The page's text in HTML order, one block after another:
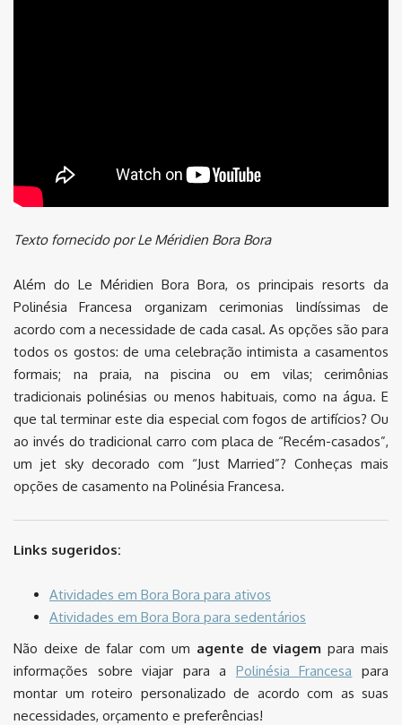
Texto fornecido por Le Méridien Bora Bora
Além do Le Méridien Bora Bora, os principais resorts da
Polinésia Francesa organizam cerimonias lindíssimas de
acordo com a necessidade de cada casal. As opções são para
todos os gostos: de uma celebração intimista a casamentos
formais; na praia, na piscina ou em vilas; cerimônias
tradicionais polinésias ou menos habituais, como na água. E
que tal terminar este dia especial com fogos de artifícios? Ou
ao invés do tradicional carro com placa de “Recém-casados”,
um jet sky decorado com “Just Married”? Conheças mais
opções de casamento na Polinésia Francesa.
Links sugeridos:
Atividades em Bora Bora para ativos
Atividades em Bora Bora para sedentários
Não deixe de falar com um agente de viagem para mais
informações sobre viajar para a Polinésia Francesa para
montar um roteiro personalizado de acordo com as suas
necessidades, orçamento e preferências!